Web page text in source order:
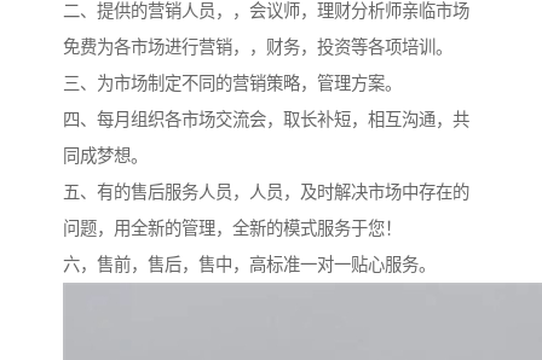
二、提供的营销人员，，会议师，理财分析师亲临市场
免费为各市场进行营销，，财务，投资等各项培训。
三、为市场制定不同的营销策略，管理方案。
四、每月组织各市场交流会，取长补短，相互沟通，共
同成梦想。
五、有的售后服务人员，人员，及时解决市场中存在的
问题，用全新的管理，全新的模式服务于您！
六，售前，售后，售中，高标准一对一贴心服务。